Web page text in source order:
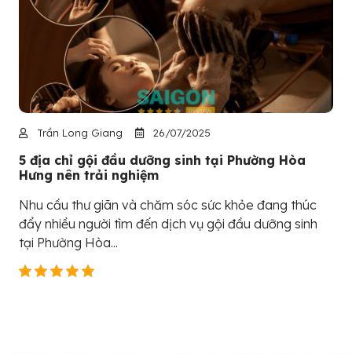
Trần Long Giang 26/07/2025
5 địa chỉ gội đầu dưỡng sinh tại Phường Hòa
Hưng nên trải nghiệm
Nhu cầu thư giãn và chăm sóc sức khỏe đang thúc
đẩy nhiều người tìm đến dịch vụ gội đầu dưỡng sinh
tại Phường Hòa...